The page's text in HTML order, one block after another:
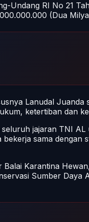
Undang RI No 21
(Dua
Lanudal Juanda
ketertiban dan
jajaran TNI
sama dengan
Karantina
Sumber Daya